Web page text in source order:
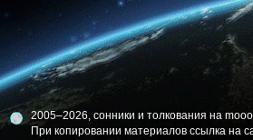
2005–2026, сонники и толкования на
При копировании материалов ссылка на